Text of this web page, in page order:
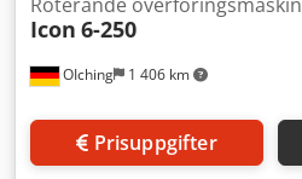
OIching 1 406 km
Icon 6-250
Prisuppgifter